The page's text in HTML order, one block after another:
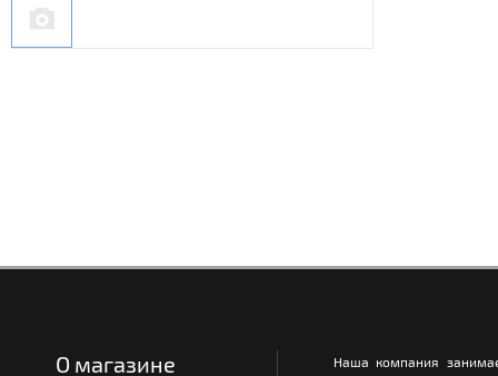
О магазине
Наша компания